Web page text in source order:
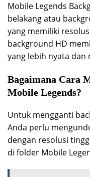
Mobile Legends
belakang atau
yang memiliki
background HD
yang lebih nyata dan
Bagaimana Cara
Mobile Legends?
Untuk mengganti
Anda perlu
dengan resolusi
di folder Mobile